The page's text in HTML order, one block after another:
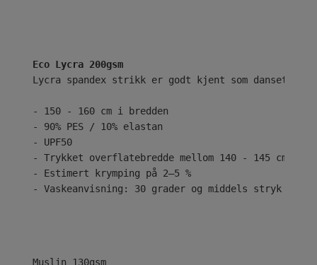
Eco Lycra 200gsm
Lycra spandex strikk er godt kjent som
- 150 - 160 cm i bredden
- 90% PES / 10% elastan
- UPF50
- Trykket overflatebredde mellom 140 - 145 cm
- Estimert krymping på 2–5 %
- Vaskeanvisning: 30 grader og middels stryk